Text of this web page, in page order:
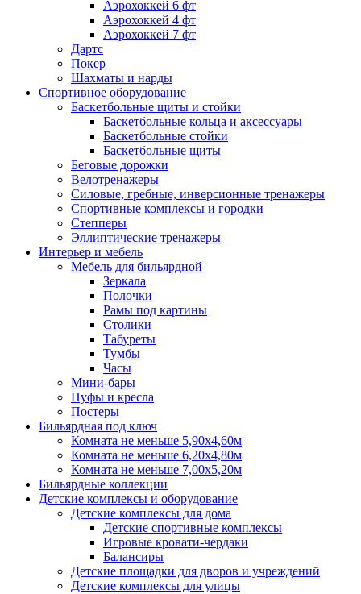
Аэрохоккей 6 фт
Аэрохоккей 4 фт
Аэрохоккей 7 фт
Дартс
Покер
Шахматы и нарды
Спортивное оборудование
Баскетбольные щиты и стойки
Баскетбольные кольца и аксессуары
Баскетбольные стойки
Баскетбольные щиты
Беговые дорожки
Велотренажеры
Силовые, гребные, инверсионные тренажеры
Спортивные комплексы и городки
Степперы
Эллиптические тренажеры
Интерьер и мебель
Мебель для бильярдной
Зеркала
Полочки
Рамы под картины
Столики
Табуреты
Тумбы
Часы
Мини-бары
Пуфы и кресла
Постеры
Бильярдная под ключ
Комната не меньше 5,90х4,60м
Комната не меньше 6,20х4,80м
Комната не меньше 7,00х5,20м
Бильярдные коллекции
Детские комплексы и оборудование
Детские комплексы для дома
Детские спортивные комплексы
Игровые кровати-чердаки
Балансиры
Детские площадки для дворов и учреждений
Детские комплексы для улицы